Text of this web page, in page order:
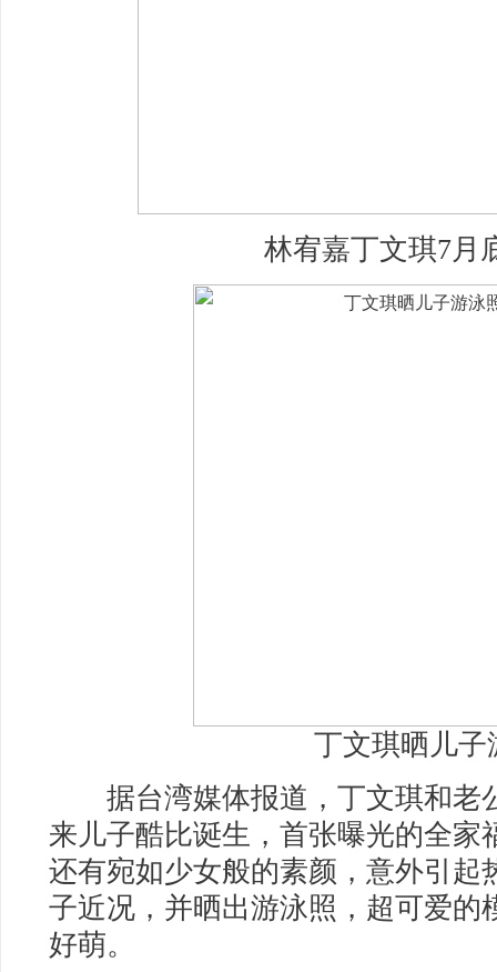
林宥嘉丁文琪7月
丁文琪晒儿子
据台湾媒体报道，丁文琪和老
来儿子酷比诞生，首张曝光的全家
还有宛如少女般的素颜，意外引起
子近况，并晒出游泳照，超可爱的
好萌。